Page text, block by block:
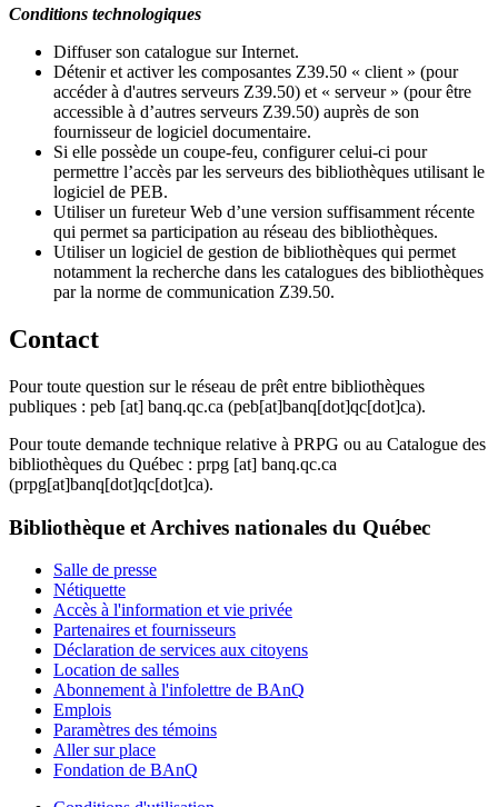
Conditions technologiques
Diffuser son catalogue sur Internet.
Détenir et activer les composantes Z39.50 « client » (pour
accéder à d'autres serveurs Z39.50) et « serveur » (pour être
accessible à d’autres serveurs Z39.50) auprès de son
fournisseur de logiciel documentaire.
Si elle possède un coupe-feu, configurer celui-ci pour
permettre l’accès par les serveurs des bibliothèques utilisant le
logiciel de PEB.
Utiliser un fureteur Web d’une version suffisamment récente
qui permet sa participation au réseau des bibliothèques.
Utiliser un logiciel de gestion de bibliothèques qui permet
notamment la recherche dans les catalogues des bibliothèques
par la norme de communication Z39.50.
Contact
Pour toute question sur le réseau de prêt entre bibliothèques
publiques : peb [at] banq.qc.ca (peb[at]banq[dot]qc[dot]ca).
Pour toute demande technique relative à PRPG ou au Catalogue des
bibliothèques du Québec : prpg [at] banq.qc.ca
(prpg[at]banq[dot]qc[dot]ca).
Bibliothèque et Archives nationales du Québec
Salle de presse
Nétiquette
Accès à l'information et vie privée
Partenaires et fournisseurs
Déclaration de services aux citoyens
Location de salles
Abonnement à l'infolettre de BAnQ
Emplois
Paramètres des témoins
Aller sur place
Fondation de BAnQ